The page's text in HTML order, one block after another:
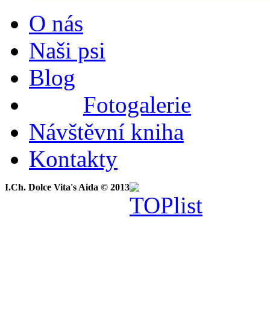
O nás
Naši psi
Blog
Fotogalerie
Návštěvní kniha
Kontakty
I.Ch. Dolce Vita's Aida © 2013